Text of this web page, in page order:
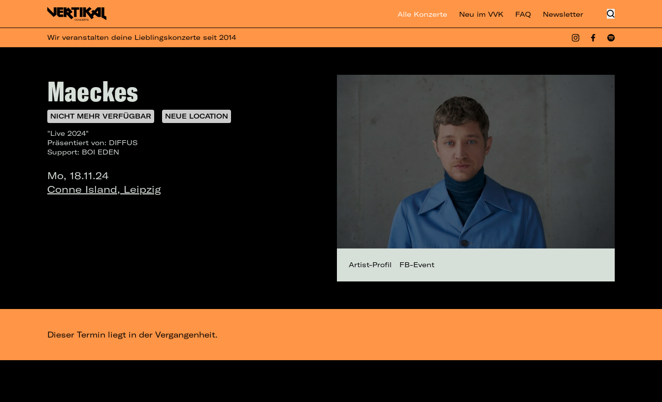
Alle Konzerte Neu im VVK FAQ Newsletter
Wir veranstalten deine Lieblingskonzerte seit 2014
Maeckes
NICHT MEHR VERFÜGBAR
NEUE LOCATION
"Live 2024"
Präsentiert von: DIFFUS
Support: BOI EDEN
Mo, 18.11.24
Conne Island, Leipzig
Artist-Profil FB-Event
Dieser Termin liegt in der Vergangenheit.